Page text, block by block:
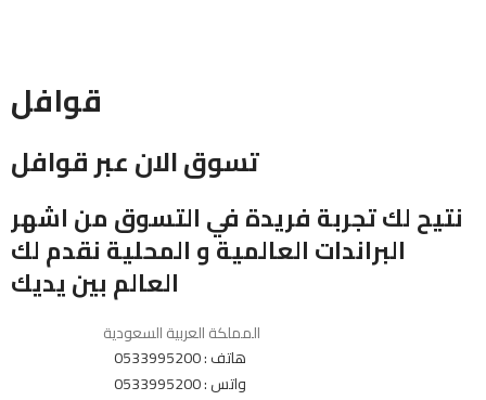
قوافل
تسوق الان عبر قوافل
نتيح لك تجربة فريدة في التسوق من اشهر
البراندات العالمية و المحلية نقدم لك
العالم بين يديك
المملكة العربية السعودية
هاتف : 0533995200
واتس : 0533995200